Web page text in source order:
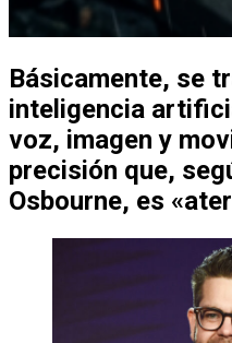
Básicamente, se
inteligencia
voz, imagen y
precisión que,
Osbourne, es